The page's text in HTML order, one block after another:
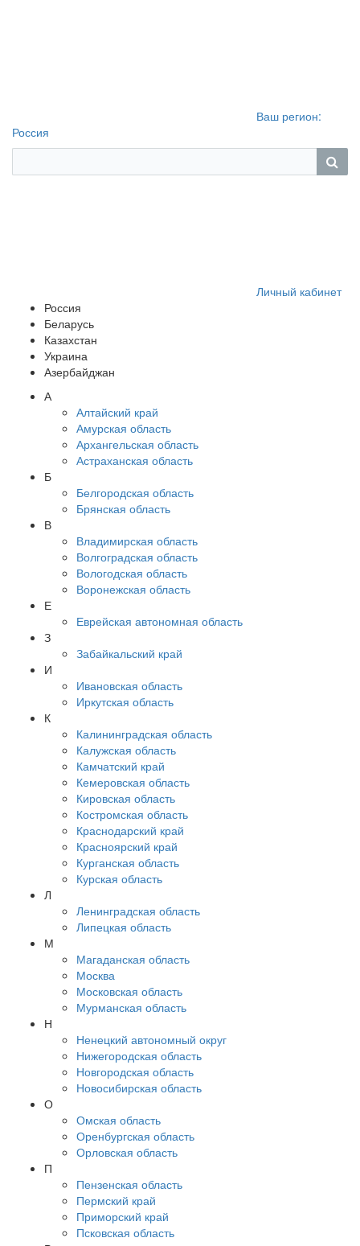
Ваш регион:
Россия
Личный кабинет
Россия
Беларусь
Казахстан
Украина
Азербайджан
А
Алтайский край
Амурская область
Архангельская область
Астраханская область
Б
Белгородская область
Брянская область
В
Владимирская область
Волгоградская область
Вологодская область
Воронежская область
Е
Еврейская автономная область
З
Забайкальский край
И
Ивановская область
Иркутская область
К
Калининградская область
Калужская область
Камчатский край
Кемеровская область
Кировская область
Костромская область
Краснодарский край
Красноярский край
Курганская область
Курская область
Л
Ленинградская область
Липецкая область
М
Магаданская область
Москва
Московская область
Мурманская область
Н
Ненецкий автономный округ
Нижегородская область
Новгородская область
Новосибирская область
О
Омская область
Оренбургская область
Орловская область
П
Пензенская область
Пермский край
Приморский край
Псковская область